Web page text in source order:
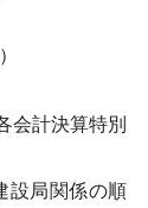
計決算特別
設局関係の順